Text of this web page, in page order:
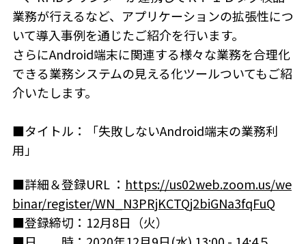
業務が行えるなど、アプリケーションの拡張性につ
いて導入事例を通じたご紹介を行います。
さらにAndroid端末に関連する様々な業務を合理化
できる業務システムの見える化ツールついてもご紹
介いたします。
■タイトル：「失敗しないAndroid端末の業務利
用」
■詳細＆登録URL ： https://us02web.zoom.us/we
binar/register/WN_N3PRjKCTQj2biGNa3fqFuQ
■登録締切：12月8日（火）